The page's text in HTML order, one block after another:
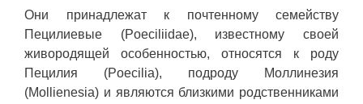
Они принадлежат к почтенному семейству
Пецилиевые (Poeciliidae), известному своей
живородящей особенностью, относятся к роду
Пецилия (Poecilia), подроду Моллинезия
(Mollienesia) и являются близкими родственниками